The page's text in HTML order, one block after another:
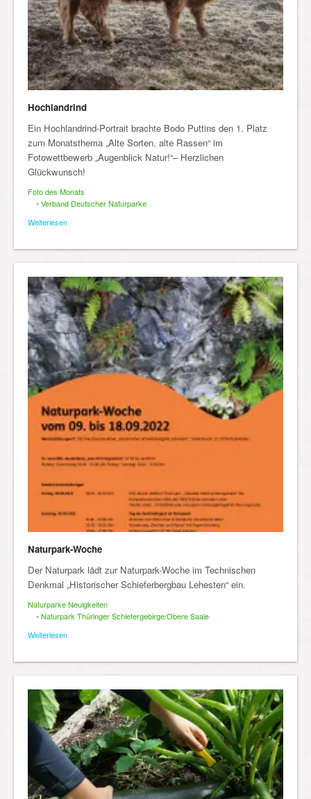
Hochlandrind
Ein Hochlandrind-Portrait brachte Bodo Puttins den 1. Platz
zum Monatsthema „Alte Sorten, alte Rassen“ im
Fotowettbewerb „Augenblick Natur!“– Herzlichen
Glückwunsch!
Foto des Monats
• Verband Deutscher Naturparke
Weiterlesen
Naturpark-Woche
Der Naturpark lädt zur Naturpark-Woche im Technischen
Denkmal „Historischer Schieferbergbau Lehesten“ ein.
Naturparke Neuigkeiten
• Naturpark Thüringer Schiefergebirge/Obere Saale
Weiterlesen